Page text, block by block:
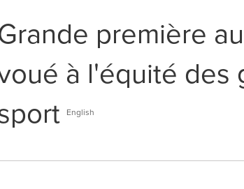
première
à l'équité des
English